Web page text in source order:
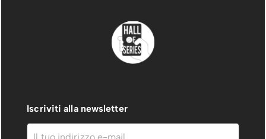
Iscriviti alla newsletter